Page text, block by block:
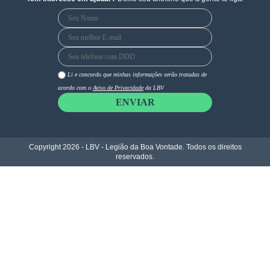
o
k
g
a
b
Li e concordo que minhas informações serão tratadas de
acordo com o Aviso de Privacidade da LBV
ENVIAR
Copyright 2026 - LBV - Legião da Boa Vontade. Todos os direitos
reservados.